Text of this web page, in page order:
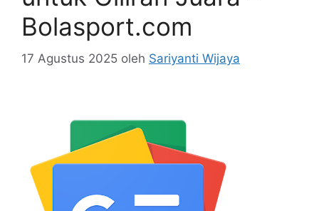
Bolasport.com
17 Agustus 2025 oleh Sariyanti Wijaya